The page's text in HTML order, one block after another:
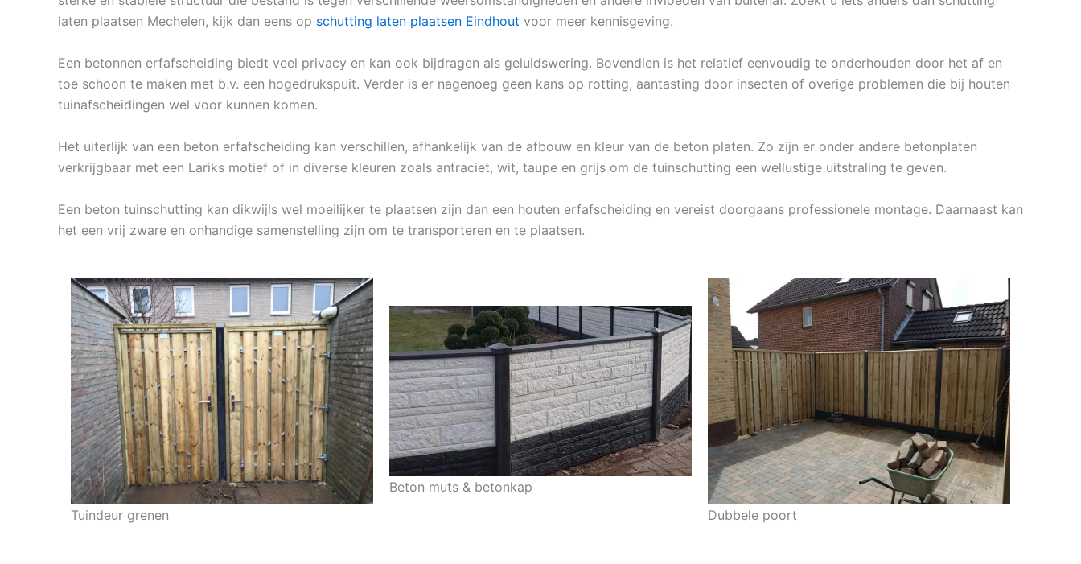
laten plaatsen Mechelen, kijk dan eens op schutting laten plaatsen Eindhout voor meer kennisgeving.
Een betonnen erfafscheiding biedt veel privacy en kan ook bijdragen als geluidswering. Bovendien is het relatief eenvoudig te onderhouden door het af en
toe schoon te maken met b.v. een hogedrukspuit. Verder is er nagenoeg geen kans op rotting, aantasting door insecten of overige problemen die bij houten
tuinafscheidingen wel voor kunnen komen.
Het uiterlijk van een beton erfafscheiding kan verschillen, afhankelijk van de afbouw en kleur van de beton platen. Zo zijn er onder andere betonplaten
verkrijgbaar met een Lariks motief of in diverse kleuren zoals antraciet, wit, taupe en grijs om de tuinschutting een wellustige uitstraling te geven.
Een beton tuinschutting kan dikwijls wel moeilijker te plaatsen zijn dan een houten erfafscheiding en vereist doorgaans professionele montage. Daarnaast kan
het een vrij zware en onhandige samenstelling zijn om te transporteren en te plaatsen.
Tuindeur grenen
Beton muts & betonkap
Dubbele poort